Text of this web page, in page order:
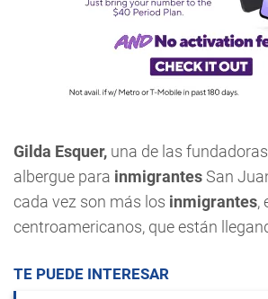
Gilda Esquer, una de las
albergue para inmigrantes San
cada vez son más los inmigrantes,
centroamericanos, que están
TE PUEDE INTERESAR